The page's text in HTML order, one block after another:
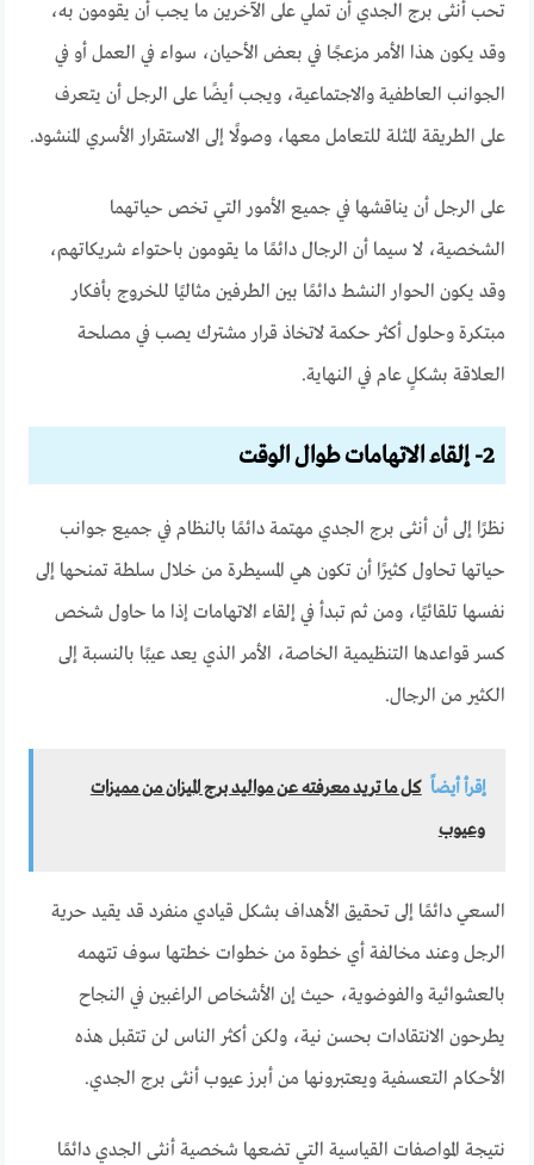
تحب أنثى برج الجدي أن تملي على الآخرين ما يجب أن يقومون به،
وقد يكون هذا الأمر مزعجًا في بعض الأحيان، سواء في العمل أو في
الجوانب العاطفية والاجتماعية، ويجب أيضًا على الرجل أن يتعرف
على الطريقة المثلة للتعامل معها، وصولًا إلى الاستقرار الأسري المنشود.
على الرجل أن يناقشها في جميع الأمور التي تخص حياتهما
الشخصية، لا سيما أن الرجال دائمًا ما يقومون باحتواء شريكاتهم،
وقد يكون الحوار النشط دائمًا بين الطرفين مثاليًا للخروج بأفكار
مبتكرة وحلول أكثر حكمة لاتخاذ قرار مشترك يصب في مصلحة
العلاقة بشكلٍ عام في النهاية.
2- إلقاء الاتهامات طوال الوقت
نظرًا إلى أن أنثى برج الجدي مهتمة دائمًا بالنظام في جميع جوانب
حياتها تحاول كثيرًا أن تكون هي المسيطرة من خلال سلطة تمنحها إلى
نفسها تلقائيًا، ومن ثم تبدأ في إلقاء الاتهامات إذا ما حاول شخص
كسر قواعدها التنظيمية الخاصة، الأمر الذي يعد عيبًا بالنسبة إلى
الكثير من الرجال.
إقرأ أيضاً كل ما تريد معرفته عن مواليد برج الميزان من مميزات
وعيوب
السعي دائمًا إلى تحقيق الأهداف بشكل قيادي منفرد قد يقيد حرية
الرجل وعند مخالفة أي خطوة من خطوات خطتها سوف تتهمه
بالعشوائية والفوضوية، حيث إن الأشخاص الراغبين في النجاح
يطرحون الانتقادات بحسن نية، ولكن أكثر الناس لن تتقبل هذه
الأحكام التعسفية ويعتبرونها من أبرز عيوب أنثى برج الجدي.
نتيجة المواصفات القياسية التي تضعها شخصية أنثى الجدي دائمًا